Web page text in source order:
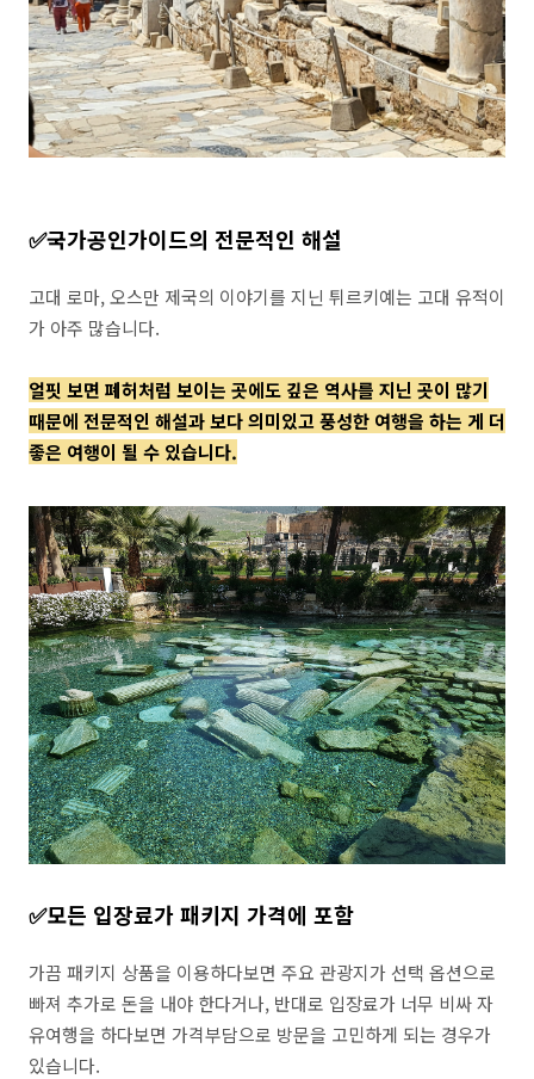
✅️국가공인가이드의 전문적인 해설
고대 로마, 오스만 제국의 이야기를 지닌 튀르키예는 고대 유적이
가 아주 많습니다.
얼핏 보면 폐허처럼 보이는 곳에도 깊은 역사를 지닌 곳이 많기
때문에 전문적인 해설과 보다 의미있고 풍성한 여행을 하는 게 더
좋은 여행이 될 수 있습니다.
✅️모든 입장료가 패키지 가격에 포함
가끔 패키지 상품을 이용하다보면 주요 관광지가 선택 옵션으로
빠져 추가로 돈을 내야 한다거나, 반대로 입장료가 너무 비싸 자
유여행을 하다보면 가격부담으로 방문을 고민하게 되는 경우가
있습니다.